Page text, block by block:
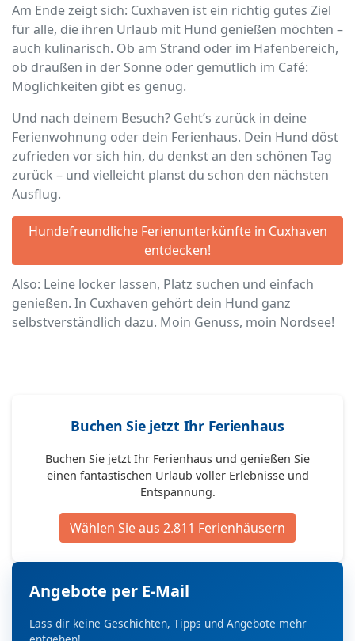
Am Ende zeigt sich: Cuxhaven ist ein richtig gutes Ziel
für alle, die ihren Urlaub mit Hund genießen möchten –
auch kulinarisch. Ob am Strand oder im Hafenbereich,
ob draußen in der Sonne oder gemütlich im Café:
Möglichkeiten gibt es genug.
Und nach deinem Besuch? Geht’s zurück in deine
Ferienwohnung oder dein Ferienhaus. Dein Hund döst
zufrieden vor sich hin, du denkst an den schönen Tag
zurück – und vielleicht planst du schon den nächsten
Ausflug.
Hundefreundliche Ferienunterkünfte in Cuxhaven
entdecken!
Also: Leine locker lassen, Platz suchen und einfach
genießen. In Cuxhaven gehört dein Hund ganz
selbstverständlich dazu. Moin Genuss, moin Nordsee!
Buchen Sie jetzt Ihr Ferienhaus
Buchen Sie jetzt Ihr Ferienhaus und genießen Sie
einen fantastischen Urlaub voller Erlebnisse und
Entspannung.
Wählen Sie aus 2.811 Ferienhäusern
Angebote per E-Mail
Lass dir keine Geschichten, Tipps und Angebote mehr